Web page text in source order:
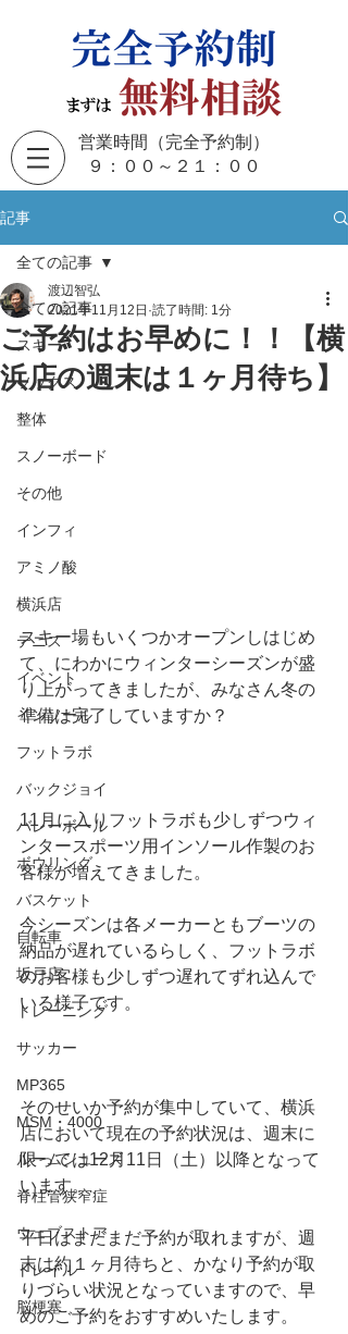
営業時間（完全予約制）
​９：００～２１：００
記事
全ての記事
スキー
ソックス
整体
スノーボード
その他
インフィ
アミノ酸
横浜店
テニス
イベント
インソール
フットラボ
バックジョイ
バレーボール
ボウリング
バスケット
自転車
坂戸店
トレーニング
サッカー
MP365
MSM・4000
ルームシューズ
脊柱管狭窄症
ウェブストア
トレイル
脳梗塞
全ての記事
ご予約はお早めに！！【横
浜店の週末は１ヶ月待ち】
渡辺智弘
2021年11月12日 読了時間: 1分
スキー場もいくつかオープンしはじめ
て、にわかにウィンターシーズンが盛
り上がってきましたが、みなさん冬の
準備は完了していますか？
11月に入りフットラボも少しずつウィ
ンタースポーツ用インソール作製のお
客様が増えてきました。
今シーズンは各メーカーともブーツの
納品が遅れているらしく、フットラボ
のお客様も少しずつ遅れてずれ込んで
いる様子です。
そのせいか予約が集中していて、横浜
店において現在の予約状況は、週末に
限っては12月11日（土）以降となって
います。
平日はまだまだ予約が取れますが、週
末は約１ヶ月待ちと、かなり予約が取
りづらい状況となっていますので、早
めのご予約をおすすめいたします。